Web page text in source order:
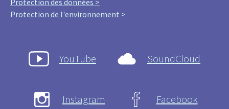
Protection de l'environnement >
YouTube SoundCloud
Instagram Facebook